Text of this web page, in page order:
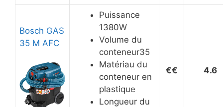
Bosch GAS
35 M AFC
Puissance
1380W
Volume du
conteneur35
Matériau du
conteneur en
plastique
Longueur du
€€ 4.6